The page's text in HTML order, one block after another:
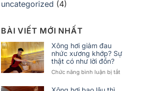
uncategorized (4)
BÀI VIẾT MỚI NHẤT
Xông hơi giảm đau
nhức xương khớp? Sự
thật có như lời đồn?
Chức năng bình luận bị tắtở